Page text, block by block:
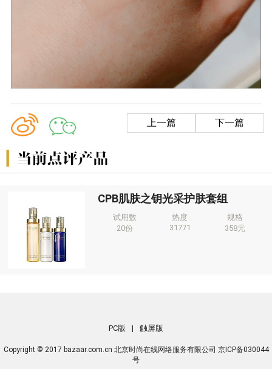
上一篇 下一篇
CPB肌肤之钥光采护肤套组
试用数
20份
热度
31771
规格
358元
PC版 | 触屏版
Copyright © 2017 bazaar.com.cn 北京时尚在线网络服务有限公司 京ICP备030044
号